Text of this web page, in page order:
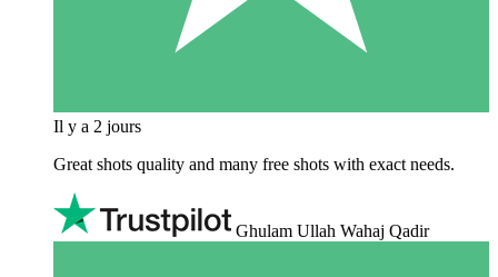
Il y a 2 jours
Great shots quality and many free shots with exact needs.
Ghulam Ullah Wahaj Qadir